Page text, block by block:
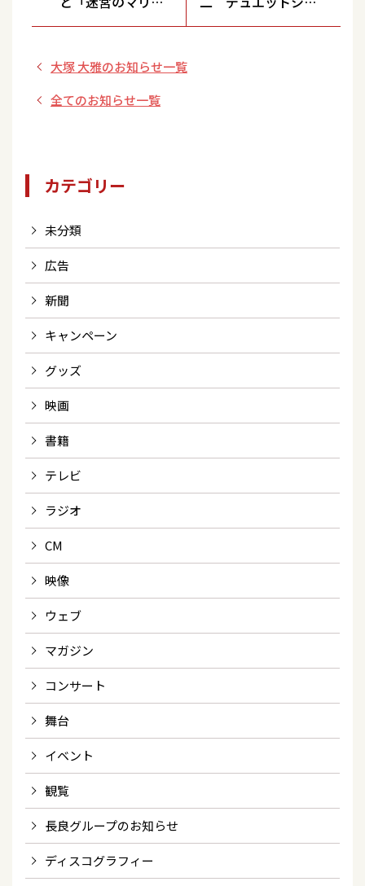
ア」 北区赤羽会館
ペーン
グル「モナムール・
大塚 大雅のお知らせ一覧
全てのお知らせ一覧
カテゴリー
未分類
広告
新聞
キャンペーン
グッズ
映画
書籍
テレビ
ラジオ
CM
映像
ウェブ
マガジン
コンサート
舞台
イベント
観覧
長良グループのお知らせ
ディスコグラフィー